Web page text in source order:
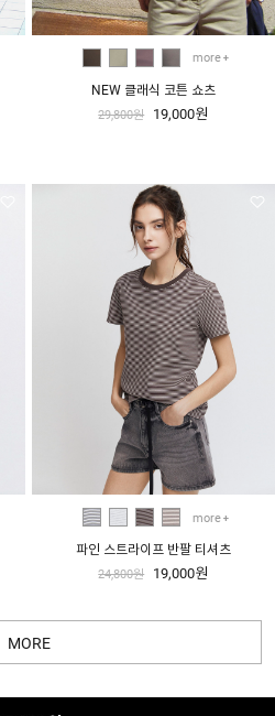
more
NEW 클래식 코튼 쇼츠
29,800원 19,000원
more
파인 스트라이프 반팔 티셔츠
24,800원 19,000원
MORE